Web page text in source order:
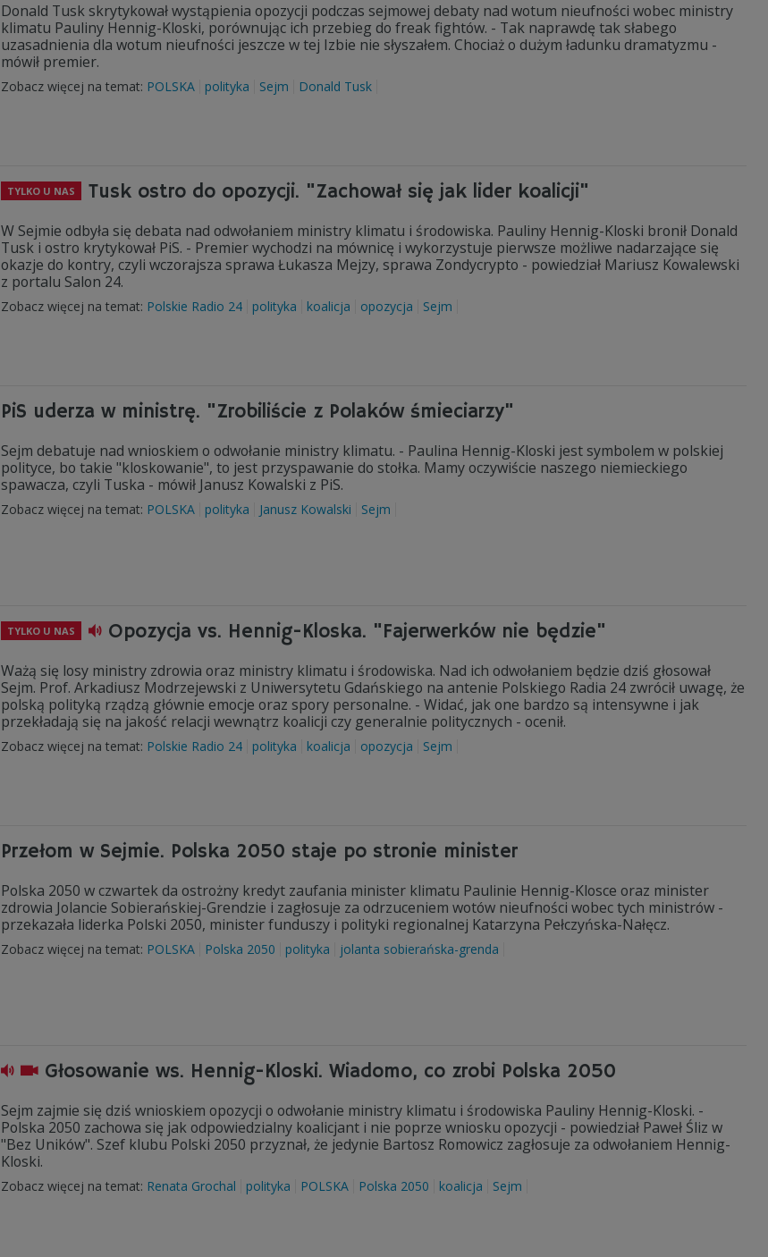
Donald Tusk skrytykował wystąpienia opozycji podczas sejmowej debaty nad wotum nieufności wobec ministry
klimatu Pauliny Hennig-Kloski, porównując ich przebieg do freak fightów. - Tak naprawdę tak słabego
uzasadnienia dla wotum nieufności jeszcze w tej Izbie nie słyszałem. Chociaż o dużym ładunku dramatyzmu -
mówił premier.
Zobacz więcej na temat: POLSKA polityka Sejm Donald Tusk
TYLKO U NAS Tusk ostro do opozycji. "Zachował się jak lider koalicji"
W Sejmie odbyła się debata nad odwołaniem ministry klimatu i środowiska. Pauliny Hennig-Kloski bronił Donald
Tusk i ostro krytykował PiS. - Premier wychodzi na mównicę i wykorzystuje pierwsze możliwe nadarzające się
okazje do kontry, czyli wczorajsza sprawa Łukasza Mejzy, sprawa Zondycrypto - powiedział Mariusz Kowalewski
z portalu Salon 24.
Zobacz więcej na temat: Polskie Radio 24 polityka koalicja opozycja Sejm
PiS uderza w ministrę. "Zrobiliście z Polaków śmieciarzy"
Sejm debatuje nad wnioskiem o odwołanie ministry klimatu. - Paulina Hennig-Kloski jest symbolem w polskiej
polityce, bo takie "kloskowanie", to jest przyspawanie do stołka. Mamy oczywiście naszego niemieckiego
spawacza, czyli Tuska - mówił Janusz Kowalski z PiS.
Zobacz więcej na temat: POLSKA polityka Janusz Kowalski Sejm
TYLKO U NAS Opozycja vs. Hennig-Kloska. "Fajerwerków nie będzie"
Ważą się losy ministry zdrowia oraz ministry klimatu i środowiska. Nad ich odwołaniem będzie dziś głosował
Sejm. Prof. Arkadiusz Modrzejewski z Uniwersytetu Gdańskiego na antenie Polskiego Radia 24 zwrócił uwagę, że
polską polityką rządzą głównie emocje oraz spory personalne. - Widać, jak one bardzo są intensywne i jak
przekładają się na jakość relacji wewnątrz koalicji czy generalnie politycznych - ocenił.
Zobacz więcej na temat: Polskie Radio 24 polityka koalicja opozycja Sejm
Przełom w Sejmie. Polska 2050 staje po stronie minister
Polska 2050 w czwartek da ostrożny kredyt zaufania minister klimatu Paulinie Hennig-Klosce oraz minister
zdrowia Jolancie Sobierańskiej-Grendzie i zagłosuje za odrzuceniem wotów nieufności wobec tych ministrów -
przekazała liderka Polski 2050, minister funduszy i polityki regionalnej Katarzyna Pełczyńska-Nałęcz.
Zobacz więcej na temat: POLSKA Polska 2050 polityka jolanta sobierańska-grenda
Głosowanie ws. Hennig-Kloski. Wiadomo, co zrobi Polska 2050
Sejm zajmie się dziś wnioskiem opozycji o odwołanie ministry klimatu i środowiska Pauliny Hennig-Kloski. -
Polska 2050 zachowa się jak odpowiedzialny koalicjant i nie poprze wniosku opozycji - powiedział Paweł Śliz w
"Bez Uników". Szef klubu Polski 2050 przyznał, że jedynie Bartosz Romowicz zagłosuje za odwołaniem Hennig-
Kloski.
Zobacz więcej na temat: Renata Grochal polityka POLSKA Polska 2050 koalicja Sejm